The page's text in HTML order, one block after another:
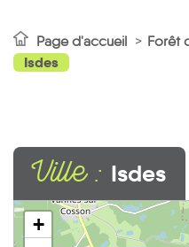
Page d'accueil Forêt
Isdes
Ville : Isdes
+